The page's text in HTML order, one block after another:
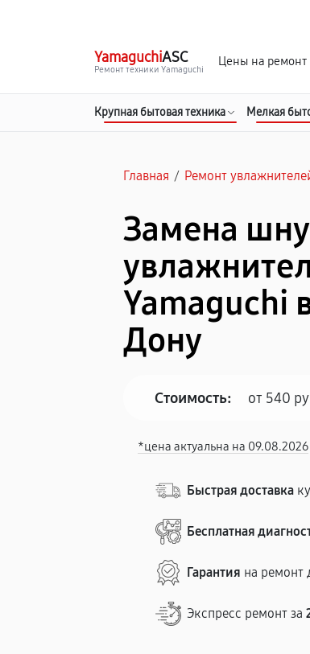
YamaguchiASC
Ремонт техники Yamaguchi
Цены на ремонт
Крупная бытовая техника Мелкая
Главная / Ремонт
Замена
Yamaguchi
Дону
Стоимость: от 540
*цена актуальна на 09.08.2026
Быстрая доставка
Бесплатная
Гарантия на ремонт
Экспресс ремонт за